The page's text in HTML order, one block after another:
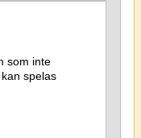
som inte
spelas